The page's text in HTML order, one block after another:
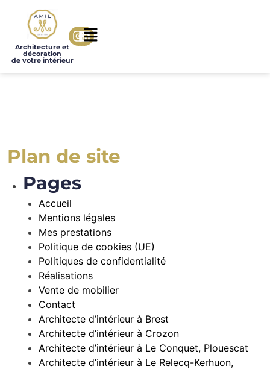
Architecture et
décoration
de votre intérieur
Plan de site
Pages
Accueil
Mentions légales
Mes prestations
Politique de cookies (UE)
Politiques de confidentialité
Réalisations
Vente de mobilier
Contact
Architecte d’intérieur à Brest
Architecte d’intérieur à Crozon
Architecte d’intérieur à Le Conquet, Plouescat
Architecte d’intérieur à Le Relecq-Kerhuon,